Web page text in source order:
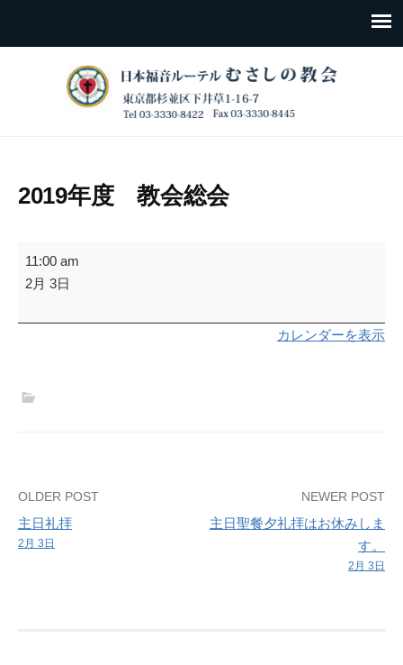
2019年度 教会総会
2019
年
教
11:00 am
2月 3日
カレンダーを表示
Post
navigation
OLDER POST
主日礼拝
2月 3日
NEWER POST
主日聖餐夕礼拝はお休みしま
す。
2月 3日